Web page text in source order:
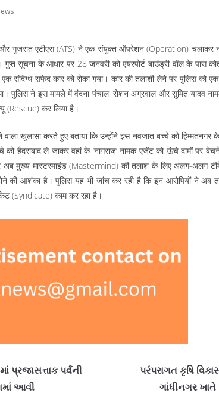
और गुजरात एटीएस (ATS) ने एक संयुक्त ऑपरेशन (Operation)
सूचना के आधार पर 28 जनवरी को एयरपोर्ट बाउंड्री वॉल के पास
संदिग्ध सफेद कार को रोका गया। कार की तलाशी लेने पर पुलिस को
पुलिस ने इस मामले में वंदना पंचाल, रोशन अग्रवाल और सुमित यादव
(Rescue) कर लिया है।
खुलासा करते हुए बताया कि उन्होंने इस नवजात बच्चे को हिम्मतनगर
को हैदराबाद ले जाकर वहां के ‘नागराज’ नामक एजेंट को ऊंचे दामों पर
मुख्य मास्टरमाइंड (Mastermind) की तलाश के लिए अलग-अलग
की आशंका है। पुलिस यह भी जांच कर रही है कि इन आरोपियों ने अब
(Syndicate) काम कर रहा है।
પ્રજાસત્તાક પર્વની
આવી
પરંપરાગત કૃષિ
ગાંધીનગર ખાતે